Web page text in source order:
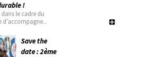
!
dans le cadre du
Save the
date : 2ème